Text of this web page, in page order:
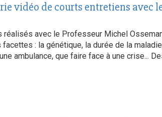
vidéo de courts entretiens avec
avec le Professeur Michel
: la génétique, la durée de la
ambulance, que faire face à une crise...